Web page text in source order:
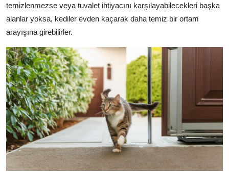
temizlenmezse veya tuvalet ihtiyacını karşılayabilecekleri başka
alanlar yoksa, kediler evden kaçarak daha temiz bir ortam
arayışına girebilirler.